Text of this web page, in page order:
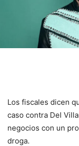
Los fiscales dicen
caso contra Del
negocios con un
droga.